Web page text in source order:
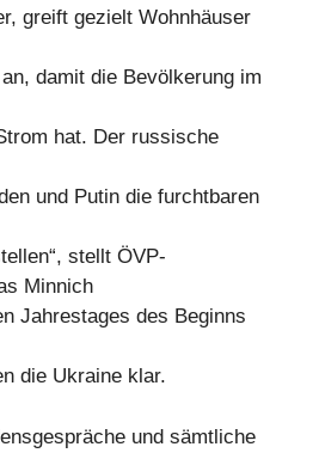
greift gezielt Wohnhäuser
damit die Bevölkerung im
hat. Der russische
und Putin die furchtbaren
stellt ÖVP-
Minnich
Jahrestages des Beginns
die Ukraine klar.
und sämtliche